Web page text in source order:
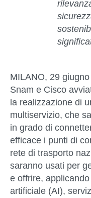
MILANO, 29
Snam e Cisco
la realizzazione di
multiservizio, che
in grado di
efficace i punti di
rete di trasporto
saranno usati per
e offrire,
artificiale (AI),